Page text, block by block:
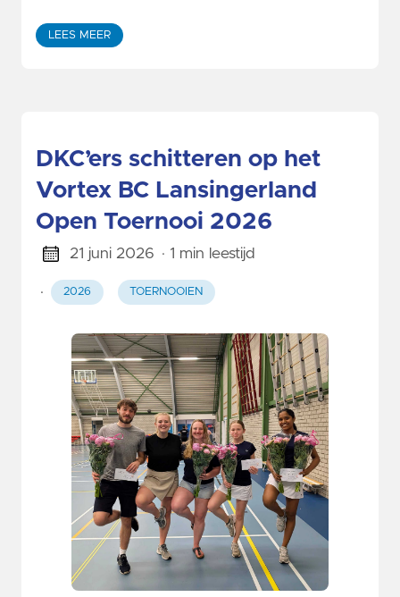
LEES MEER
DKC’ers schitteren op het
Vortex BC Lansingerland
Open Toernooi 2026
21 juni 2026 · 1 min leestijd
· 2026 TOERNOOIEN